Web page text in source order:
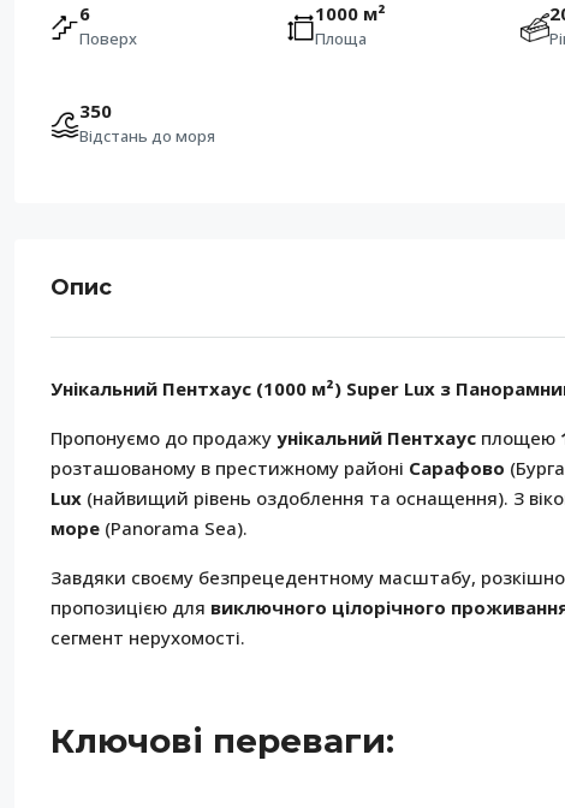
6
Поверх
1000 м²
Площа
350
Відстань до моря
Опис
Унікальний Пентхаус (1000 м²) Super Lux з
Пропонуємо до продажу унікальний Пентхаус площею
розташованому в престижному районі Сарафово
Lux (найвищий рівень оздоблення та оснащення). З
море (Panorama Sea).
Завдяки своєму безпрецедентному масштабу,
пропозицією для виключного цілорічного
сегмент нерухомості.
Ключові переваги: